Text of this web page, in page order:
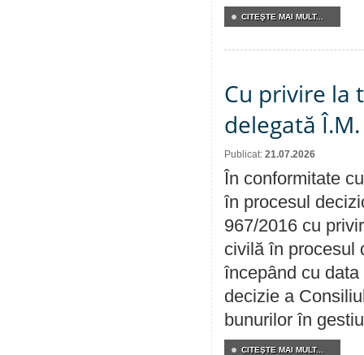
CITEŞTE MAI MULT...
Cu privire la
delegată
Publicat: 21.07.2026
În conformitate
în procesul
967/2016 cu
civilă în procesul
începând cu
decizie a
bunurilor în
CITEŞTE MAI MULT...